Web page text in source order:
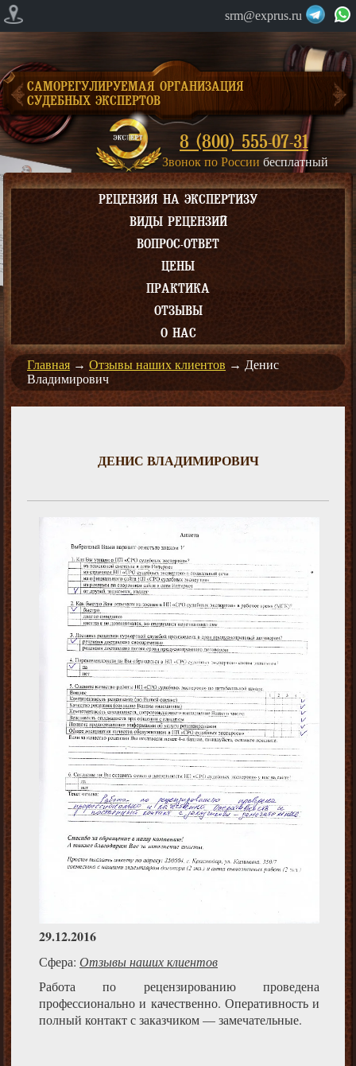
srm@exprus.ru
САМОРЕГУЛИРУЕМАЯ ОРГАНИЗАЦИЯ
СУДЕБНЫХ ЭКСПЕРТОВ
8 (800) 555-07-31
Звонок по России бесплатный
РЕЦЕНЗИЯ НА ЭКСПЕРТИЗУ
ВИДЫ РЕЦЕНЗИЙ
ВОПРОС-ОТВЕТ
ЦЕНЫ
ПРАКТИКА
ОТЗЫВЫ
О НАС
Главная → Отзывы наших клиентов → Денис
Владимирович
ДЕНИС ВЛАДИМИРОВИЧ
29.12.2016
Сфера: Отзывы наших клиентов
Работа по рецензированию проведена
профессионально и качественно. Оперативность и
полный контакт с заказчиком — замечательные.